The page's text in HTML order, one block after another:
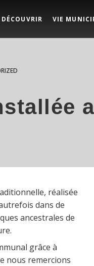
DÉCOUVRIR VIE
réalisée
dans de
ancestrales de
grâce à
nous remercions